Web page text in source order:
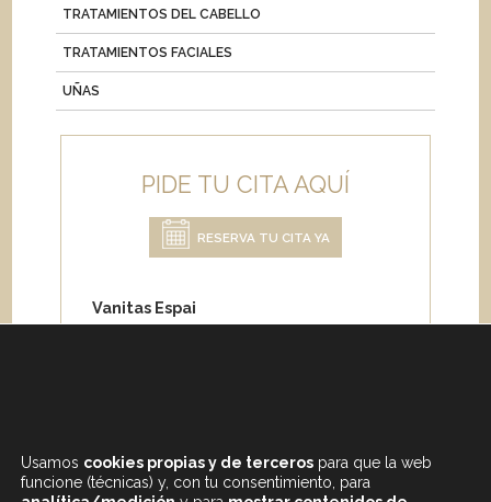
TRATAMIENTOS DEL CABELLO
TRATAMIENTOS FACIALES
UÑAS
PIDE TU CITA AQUÍ
RESERVA TU CITA YA
Vanitas Espai
Carrer de Paris 204
Usamos cookies propias y de terceros para que la web
funcione (técnicas) y, con tu consentimiento, para